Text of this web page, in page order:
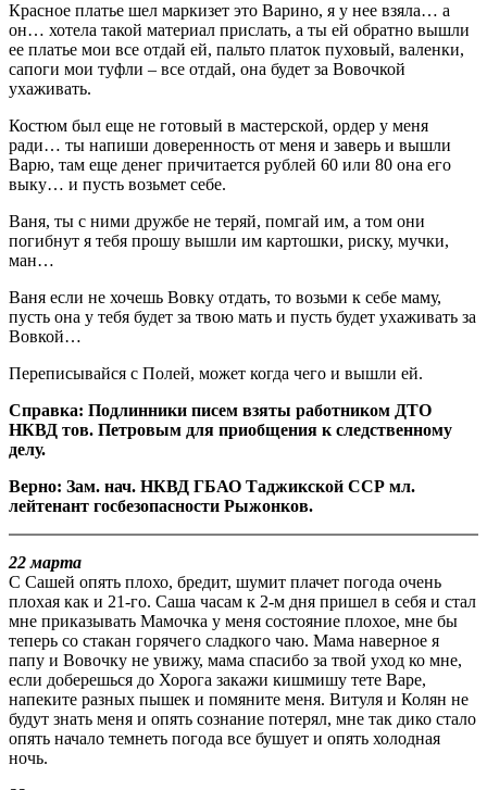
Красное платье шел маркизет это Варино, я у нее взяла… а
он… хотела такой материал прислать, а ты ей обратно вышли
ее платье мои все отдай ей, пальто платок пуховый, валенки,
сапоги мои туфли – все отдай, она будет за Вовочкой
ухаживать.
Костюм был еще не готовый в мастерской, ордер у меня
ради… ты напиши доверенность от меня и заверь и вышли
Варю, там еще денег причитается рублей 60 или 80 она его
выку… и пусть возьмет себе.
Ваня, ты с ними дружбе не теряй, помгай им, а том они
погибнут я тебя прошу вышли им картошки, риску, мучки,
ман…
Ваня если не хочешь Вовку отдать, то возьми к себе маму,
пусть она у тебя будет за твою мать и пусть будет ухаживать за
Вовкой…
Переписывайся с Полей, может когда чего и вышли ей.
Справка: Подлинники писем взяты работником ДТО
НКВД тов. Петровым для приобщения к следственному
делу.
Верно: Зам. нач. НКВД ГБАО Таджикской ССР мл.
лейтенант госбезопасности Рыжонков.
22 марта
С Сашей опять плохо, бредит, шумит плачет погода очень
плохая как и 21-го. Саша часам к 2-м дня пришел в себя и стал
мне приказывать Мамочка у меня состояние плохое, мне бы
теперь со стакан горячего сладкого чаю. Мама наверное я
папу и Вовочку не увижу, мама спасибо за твой уход ко мне,
если доберешься до Хорога закажи кишмишу тете Варе,
напеките разных пышек и помяните меня. Витуля и Колян не
будут знать меня и опять сознание потерял, мне так дико стало
опять начало темнеть погода все бушует и опять холодная
ночь.